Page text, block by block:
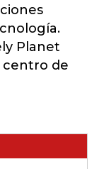
Planet
centro de